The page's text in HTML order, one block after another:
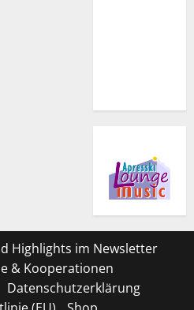
Highlights im Newsletter
& Kooperationen
Datenschutzerklärung